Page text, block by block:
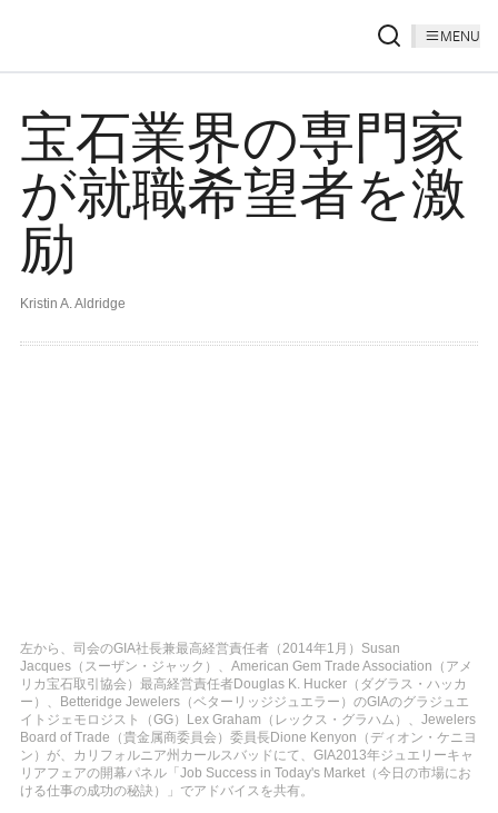
MENU
宝石業界の専門家
が就職希望者を激
励
Kristin A. Aldridge
左から、司会のGIA社長兼最高経営責任者（2014年1月）Susan
Jacques（スーザン・ジャック）、American Gem Trade Association（アメ
リカ宝石取引協会）最高経営責任者Douglas K. Hucker（ダグラス・ハッカ
ー）、Betteridge Jewelers（ベターリッジジュエラー）のGIAのグラジュエ
イトジェモロジスト（GG）Lex Graham（レックス・グラハム）、Jewelers
Board of Trade（貴金属商委員会）委員長Dione Kenyon（ディオン・ケニヨ
ン）が、カリフォルニア州カールスバッドにて、GIA2013年ジュエリーキャ
リアフェアの開幕パネル「Job Success in Today's Market（今日の市場にお
ける仕事の成功の秘訣）」でアドバイスを共有。